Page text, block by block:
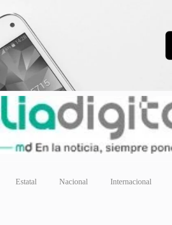
Estatal Nacional Internacional